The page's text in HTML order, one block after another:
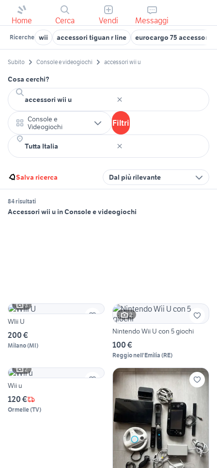
Home Cerca Vendi Messaggi
Ricerche wii accessori tiguan r line eurocargo 75 accessori
Subito Console e videogiochi accessori wii u
Cosa cerchi?
Console e
Videogiochi
Filtri
Salva ricerca Dal più rilevante
84 risultati
Accessori wii u in Console e videogiochi
3
WIii U
200 €
Milano(MI)
2
Nintendo Wii U con 5 giochi
100 €
Reggio nell'Emilia (RE)
2
Wii u
120 €
Ormelle(TV)